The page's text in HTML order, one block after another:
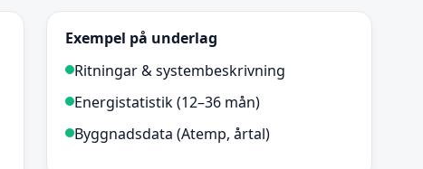
Exempel på underlag
Ritningar & systembeskrivning
Energistatistik (12–36 mån)
Byggnadsdata (Atemp, årtal)